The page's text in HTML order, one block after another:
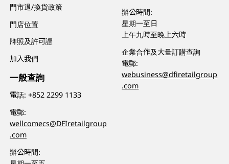
門市退/換貨政策
門店位置
牌照及許可證
加入我們
一般查詢
電話:+852 2299 1133
電郵:
wellcomecs@DFIretailgroup
.com
辦公時間:
辦公時間:
星期一至日
上午九時至晚上六時
企業合作及大量訂購查詢
電郵:
webusiness@dfiretailgroup
.com